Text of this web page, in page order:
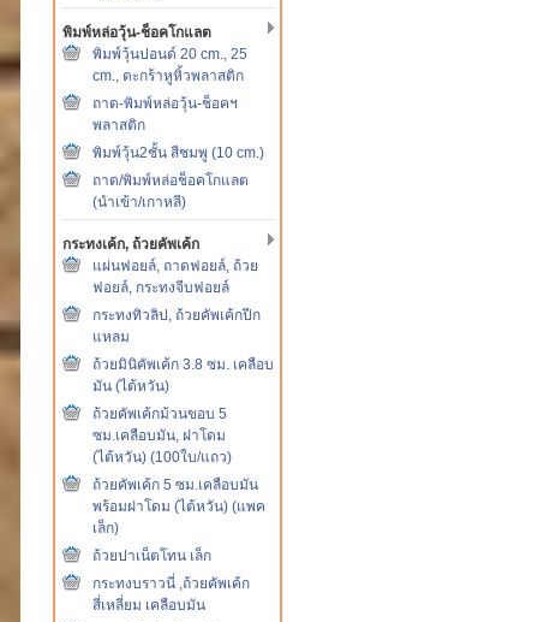
พิมพ์หล่อวุ้น-ช็อคโกแลต
พิมพ์วุ้นปอนด์ 20 cm., 25
cm., ตะกร้าหูหิ้วพลาสติก
ถาด-พิมพ์หล่อวุ้น-ช็อคฯ
พลาสติก
พิมพ์วุ้น2ชั้น สีชมพู (10 cm.)
ถาด/พิมพ์หล่อช็อคโกแลต
(นำเข้า/เกาหลี)
กระทงเค้ก, ถ้วยคัพเค้ก
แผ่นฟอยล์, ถาดฟอยล์, ถ้วย
ฟอยล์, กระทงจีบฟอยล์
กระทงทิวลิป, ถ้วยคัพเค้กปีก
แหลม
ถ้วยมินิคัพเค้ก 3.8 ซม. เคลือบ
มัน (ไต้หวัน)
ถ้วยคัพเค้กม้วนขอบ 5
ซม.เคลือบมัน, ฝาโดม
(ไต้หวัน) (100ใบ/แถว)
ถ้วยคัพเค้ก 5 ซม.เคลือบมัน
พร้อมฝาโดม (ไต้หวัน) (แพค
เล็ก)
ถ้วยปาเน็ตโทน เล็ก
กระทงบราวนี่ ,ถ้วยคัพเค้ก
สี่เหลี่ยม เคลือบมัน